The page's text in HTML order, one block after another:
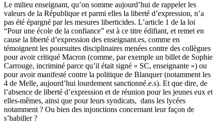
Le milieu enseignant, qu’on somme aujourd’hui de rappeler les
valeurs de la République et parmi elles la liberté d’expression, n’a
pas été épargné par les mesures liberticides. L’article 1 de la loi
“Pour une école de la confiance” est à ce titre édifiant, et remet en
cause la liberté d’expression des enseignant.es, comme en
témoignent les poursuites disciplinaires menées contre des collègues
pour avoir critiqué Macron (comme, par exemple un billet de Sophie
Carrouge, incriminé parce qu’il était signé « SC, enseignante ») ou
pour avoir manifesté contre la politique de Blanquer (notamment les
4 de Melle, aujourd’hui lourdement sanctionné.e.s). Et que dire, de
l’absence de liberté d’expression et de réunion pour les jeunes eux et
elles-mêmes, ainsi que pour leurs syndicats, dans les lycées
notamment ? Ou bien des injonctions concernant leur façon de
s’habiller ?